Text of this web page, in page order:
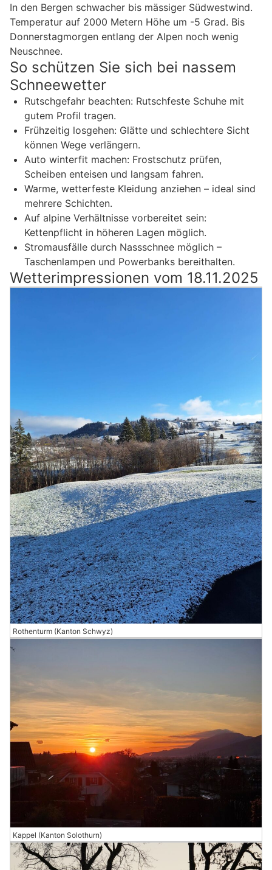
In den Bergen schwacher bis mässiger Südwestwind.
Temperatur auf 2000 Metern Höhe um -5 Grad. Bis
Donnerstagmorgen entlang der Alpen noch wenig
Neuschnee.
So schützen Sie sich bei nassem
Schneewetter
Rutschgefahr beachten: Rutschfeste Schuhe mit
gutem Profil tragen.
Frühzeitig losgehen: Glätte und schlechtere Sicht
können Wege verlängern.
Auto winterfit machen: Frostschutz prüfen,
Scheiben enteisen und langsam fahren.
Warme, wetterfeste Kleidung anziehen – ideal sind
mehrere Schichten.
Auf alpine Verhältnisse vorbereitet sein:
Kettenpflicht in höheren Lagen möglich.
Stromausfälle durch Nassschnee möglich –
Taschenlampen und Powerbanks bereithalten.
Wetterimpressionen vom 18.11.2025
Rothenturm (Kanton Schwyz)
Kappel (Kanton Solothurn)